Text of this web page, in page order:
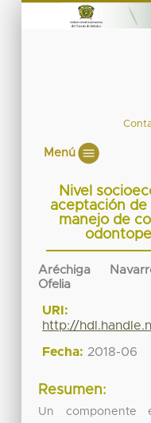
Menú
Nivel
aceptación
manejo de
Aréchiga
Ofelia
URI:
http://
Fecha: 2018-06
Resumen:
Un componente